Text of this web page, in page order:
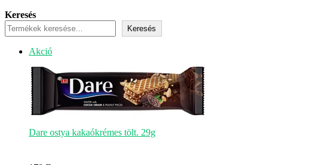
Keresés
Keresés
AkcióAkciós
Dare ostya kakaókrémes tölt. 29g